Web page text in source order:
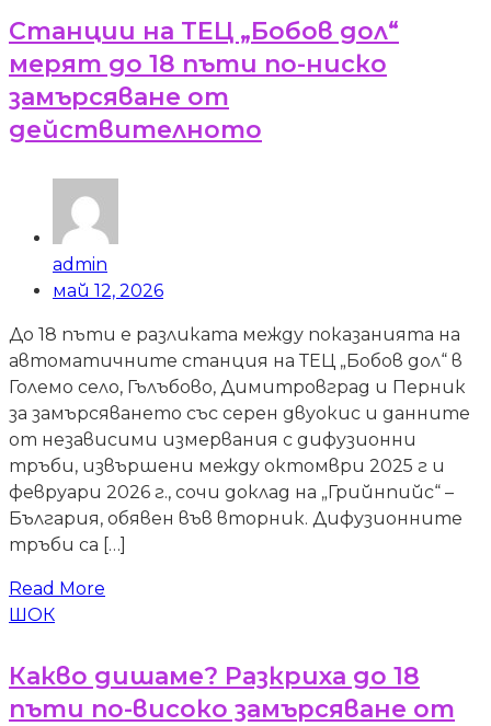
Станции на ТЕЦ „Бобов дол“
мерят до 18 пъти по-ниско
замърсяване от
действителното
admin
май 12, 2026
До 18 пъти е разликата между показанията на
автоматичните станция на ТЕЦ „Бобов дол“ в
Големо село, Гълъбово, Димитровград и Перник
за замърсяването със серен двуокис и данните
от независими измервания с дифузионни
тръби, извършени между октомври 2025 г и
февруари 2026 г., сочи доклад на „Грийнпийс“ –
България, обявен във вторник. Дифузионните
тръби са […]
Read More
ШОК
Какво дишаме? Разкриха до 18
пъти по-високо замърсяване от